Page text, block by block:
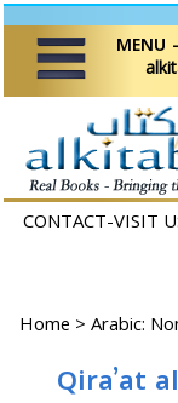
CONTACT-VISIT
Home >